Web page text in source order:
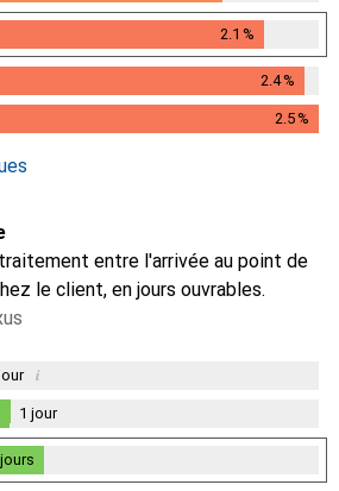
2.1 %
2.4%
%
2.5%
entre l'arrivée au point de
le client, en jours ouvrables.
i
1 jour
jours